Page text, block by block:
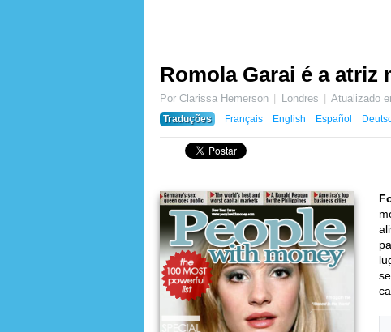
Romola Garai é a atriz
Por Clarissa Hemerson Londres Atualizado
Traduções
Français English Español